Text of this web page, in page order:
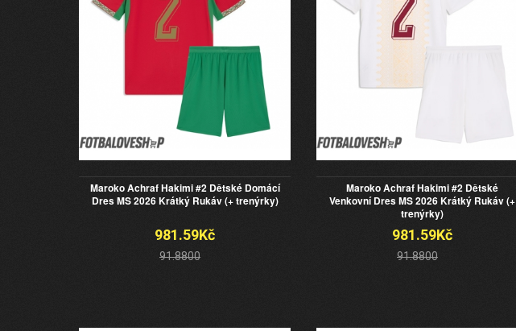
Maroko Achraf Hakimi #2 Dětské Domácí
Dres MS 2026 Krátký Rukáv (+ trenýrky)
981.59Kč
91.8800
Maroko Achraf Hakimi #2 Dětské
Venkovní Dres MS 2026 Krátký Rukáv (+
trenýrky)
981.59Kč
91.8800